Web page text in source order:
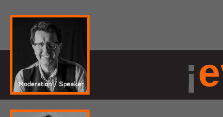
¡